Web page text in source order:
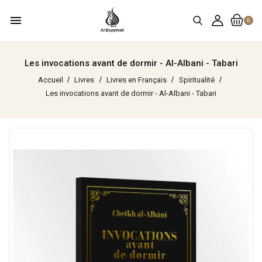
0
menu
Les invocations avant de dormir - Al-Albani - Tabari
Accueil Livres Livres en Français
Spiritualité
Les invocations avant de dormir - Al-Albani - Tabari